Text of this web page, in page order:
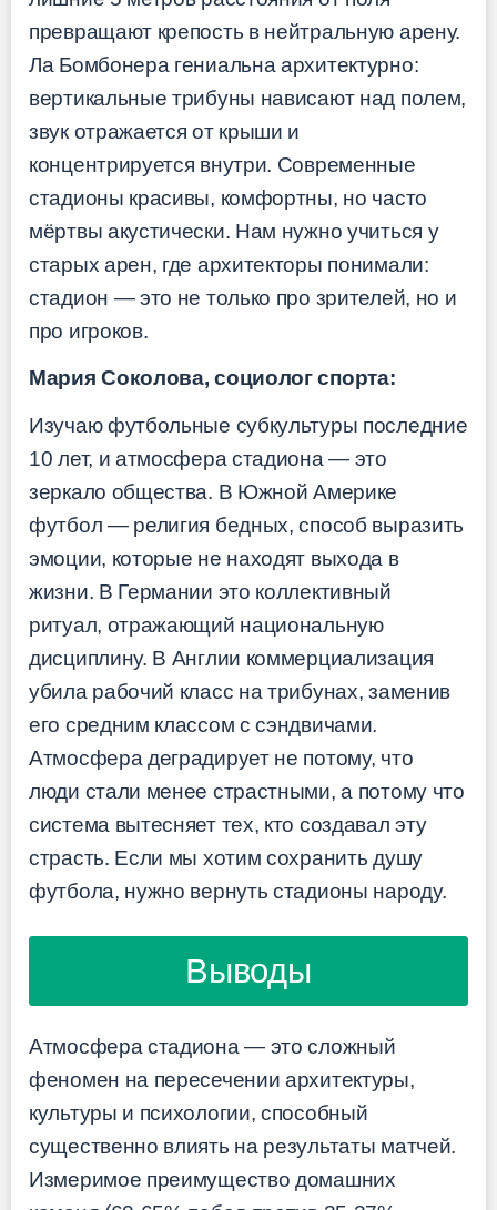
превращают крепость в нейтральную арену.
Ла Бомбонера гениальна архитектурно:
вертикальные трибуны нависают над полем,
звук отражается от крыши и
концентрируется внутри. Современные
стадионы красивы, комфортны, но часто
мёртвы акустически. Нам нужно учиться у
старых арен, где архитекторы понимали:
стадион — это не только про зрителей, но и
про игроков.
Мария Соколова, социолог спорта:
Изучаю футбольные субкультуры последние
10 лет, и атмосфера стадиона — это
зеркало общества. В Южной Америке
футбол — религия бедных, способ выразить
эмоции, которые не находят выхода в
жизни. В Германии это коллективный
ритуал, отражающий национальную
дисциплину. В Англии коммерциализация
убила рабочий класс на трибунах, заменив
его средним классом с сэндвичами.
Атмосфера деградирует не потому, что
люди стали менее страстными, а потому что
система вытесняет тех, кто создавал эту
страсть. Если мы хотим сохранить душу
футбола, нужно вернуть стадионы народу.
Выводы
Атмосфера стадиона — это сложный
феномен на пересечении архитектуры,
культуры и психологии, способный
существенно влиять на результаты матчей.
Измеримое преимущество домашних